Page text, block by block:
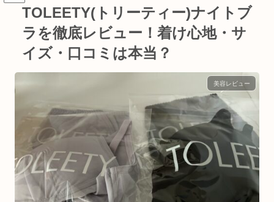
TOLEETY(トリーティー)ナイトブ
ラを徹底レビュー！着け心地・サ
イズ・口コミは本当？
美容レビュー